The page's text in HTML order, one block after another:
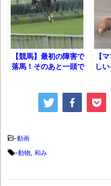
されてきた可能性・
オーストラリアの
飛行
【中国】パトカー
屋やお煽り運転など盛
に入院中のオレのオ
いう無茶に踏み切っ
ブログお引越しの
【競馬】最初の障害で
落馬！そのあと一頭で
【
し
-動画
-動物, 和み